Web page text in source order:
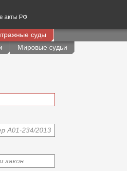
акты РФ
суды
Мировые судьи
А01-234/2013
закон